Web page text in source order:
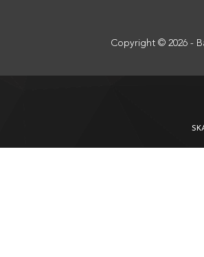
Copyright © 2026 -